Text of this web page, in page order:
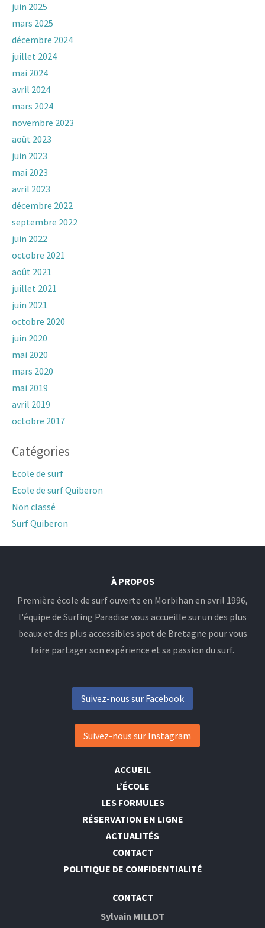
juin 2025
mars 2025
décembre 2024
juillet 2024
mai 2024
avril 2024
mars 2024
novembre 2023
août 2023
juin 2023
mai 2023
avril 2023
décembre 2022
septembre 2022
juin 2022
octobre 2021
août 2021
juillet 2021
juin 2021
octobre 2020
juin 2020
mai 2020
mars 2020
mai 2019
avril 2019
octobre 2017
Catégories
Ecole de surf
Ecole de surf Quiberon
Non classé
Surf Quiberon
À PROPOS
Première école de surf ouverte en Morbihan en avril 1996,
l'équipe de Surfing Paradise vous accueille sur un des plus
beaux et des plus accessibles spot de Bretagne pour vous
faire partager son expérience et sa passion du surf.
Suivez-nous sur Facebook
Suivez-nous sur Instagram
ACCUEIL
L’ÉCOLE
LES FORMULES
RÉSERVATION EN LIGNE
ACTUALITÉS
CONTACT
POLITIQUE DE CONFIDENTIALITÉ
CONTACT
Sylvain MILLOT